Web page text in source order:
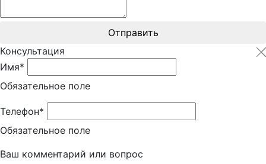
Отправить
Консультация
Имя*
Обязательное поле
Телефон*
Обязательное поле
Ваш комментарий или вопрос